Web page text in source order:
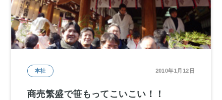
本社 2010年1月12日
商売繁盛で笹もってこいこい！！